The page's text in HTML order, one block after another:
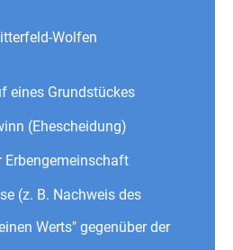
Wolfen
eines Grundstückes
(Ehescheidung)
Erbengemeinschaft
(z. B. Nachweis des
Werts" gegenüber der